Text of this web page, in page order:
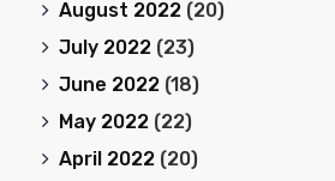
August 2022 (20)
July 2022 (23)
June 2022 (18)
May 2022 (22)
April 2022 (20)